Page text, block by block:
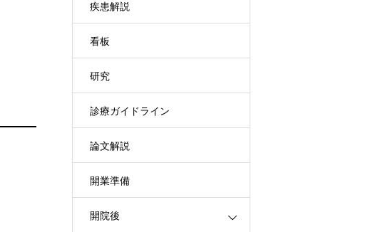
疾患解説
看板
研究
診療ガイドライン
論文解説
開業準備
開院後